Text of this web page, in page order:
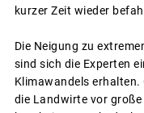
kurzer Zeit wieder
Die Neigung zu
sind sich die Experten
Klimawandels
die Landwirte vor